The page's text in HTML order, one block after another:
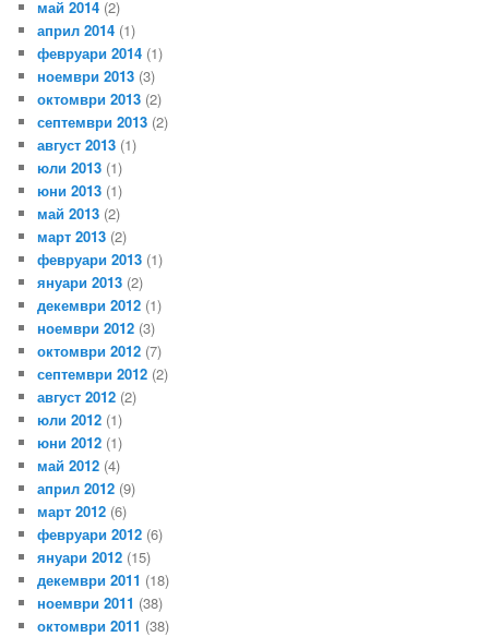
май 2014 (2)
април 2014 (1)
февруари 2014 (1)
ноември 2013 (3)
октомври 2013 (2)
септември 2013 (2)
август 2013 (1)
юли 2013 (1)
юни 2013 (1)
май 2013 (2)
март 2013 (2)
февруари 2013 (1)
януари 2013 (2)
декември 2012 (1)
ноември 2012 (3)
октомври 2012 (7)
септември 2012 (2)
август 2012 (2)
юли 2012 (1)
юни 2012 (1)
май 2012 (4)
април 2012 (9)
март 2012 (6)
февруари 2012 (6)
януари 2012 (15)
декември 2011 (18)
ноември 2011 (38)
октомври 2011 (38)